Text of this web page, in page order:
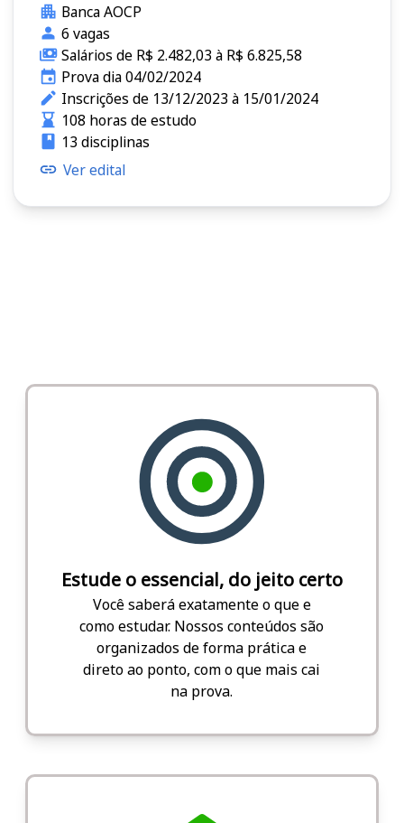
Banca AOCP
6 vagas
Salários de R$ 2.482,03 à R$ 6.825,58
Prova dia 04/02/2024
Inscrições de 13/12/2023 à 15/01/2024
108 horas de estudo
13 disciplinas
Ver edital
Estude o essencial, do jeito certo
Você saberá exatamente o que e
como estudar. Nossos conteúdos são
organizados de forma prática e
direto ao ponto, com o que mais cai
na prova.